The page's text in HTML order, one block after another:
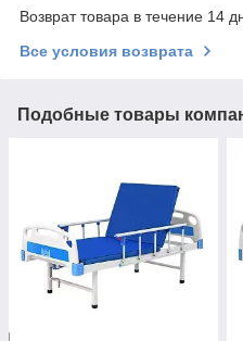
Возврат товара в течение 14
Все условия возврата
Подобные товары